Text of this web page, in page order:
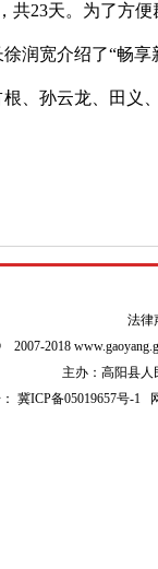
共23天。为了方
润宽介绍了“畅
、孙云龙、田义
法律
2007-2018
主办：高阳县人
：冀ICP备05019657号-1